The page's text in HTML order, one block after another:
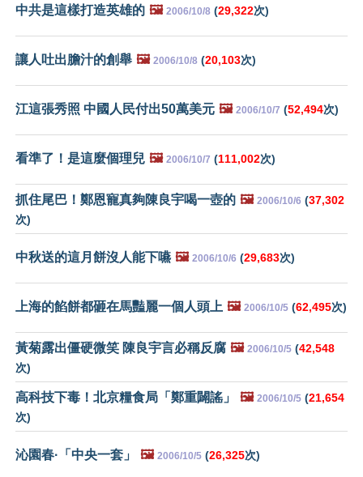
中共是這樣打造英雄的 🖼️ 2006/10/8 (29,322次)
讓人吐出膽汁的創舉 🖼️ 2006/10/8 (20,103次)
江這張秀照 中國人民付出50萬美元 🖼️ 2006/10/7 (52,494次)
看準了！是這麼個理兒 🖼️ 2006/10/7 (111,002次)
抓住尾巴！鄭恩寵真夠陳良宇喝一壺的 🖼️ 2006/10/6 (37,302
次)
中秋送的這月餅沒人能下嚥 🖼️ 2006/10/6 (29,683次)
上海的餡餅都砸在馬豔麗一個人頭上 🖼️ 2006/10/5 (62,495次)
黃菊露出僵硬微笑 陳良宇言必稱反腐 🖼️ 2006/10/5 (42,548
次)
高科技下毒！北京糧食局「鄭重闢謠」 🖼️ 2006/10/5 (21,654
次)
沁園春·「中央一套」 🖼️ 2006/10/5 (26,325次)